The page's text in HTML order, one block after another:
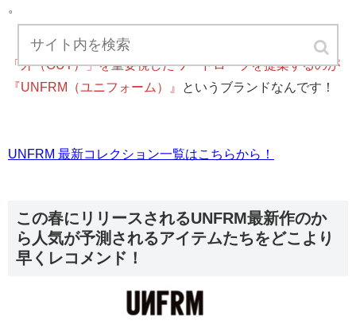
。
「外（OUT）」を重要視したワードローブを提案するのが
『UNFRM（ユニフォーム）』
というブランドなんです！
UNFRM 最新コレクション一覧はこちらから！
この春にリリースされるUNFRM最新作のか
ら人気が予測されるアイテムたちをどこより
早くレコメンド！